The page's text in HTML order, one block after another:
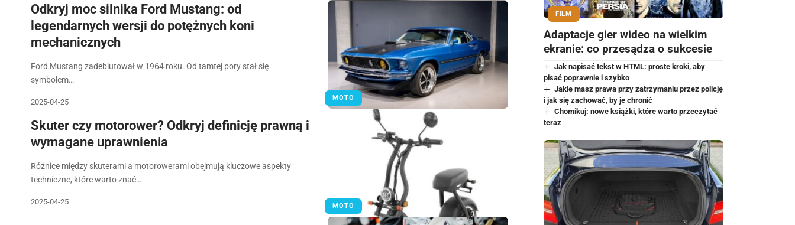
MOTO
Odkryj moc silnika Ford Mustang: od
legendarnych wersji do potężnych koni
mechanicznych
Ford Mustang zadebiutował w 1964 roku. Od tamtej pory stał się
symbolem…
2025-04-25
MOTO
Skuter czy motorower? Odkryj definicję prawną i
wymagane uprawnienia
Różnice między skuterami a motorowerami obejmują kluczowe aspekty
techniczne, które warto znać…
2025-04-25
FILM
Adaptacje gier wideo na wielkim
ekranie: co przesądza o sukcesie
Jak napisać tekst w HTML: proste kroki, aby
pisać poprawnie i szybko
Jakie masz prawa przy zatrzymaniu przez policję
i jak się zachować, by je chronić
Chomikuj: nowe książki, które warto przeczytać
teraz